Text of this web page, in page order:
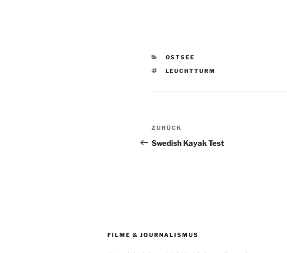
KATEGORIEN
OSTSEE
SCHLAGWÖRTER
LEUCHTTURM
Beitragsnavigation
Vorheriger
Beitrag
ZURÜCK
Swedish Kayak Test
FILME & JOURNALISMUS